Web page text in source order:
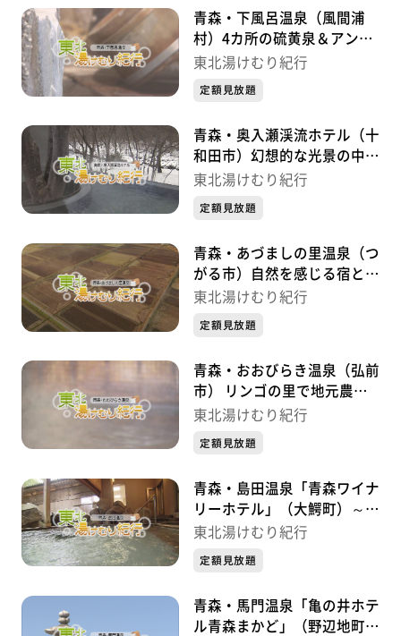
「日本一黒く優しいお湯」と「世界に誇るロマン」を堪
能する旅へ、出掛けてみませんか。
青森・下風呂温泉（風間浦
村）4カ所の硫黄泉＆アンコ
ウが旬 ～「東北湯けむり紀
東北湯けむり紀行
定額見放題
青森・奥入瀬渓流ホテル（十
和田市）幻想的な光景の中で
冬限定の露天風呂 ～「東北
東北湯けむり紀行
定額見放題
青森・あづましの里温泉（つ
がる市）自然を感じる宿と地
域に愛される浴場 ～「東北
東北湯けむり紀行
定額見放題
青森・おおびらき温泉（弘前
市） リンゴの里で地元農家
に人気の“熱めの湯”～「東北
東北湯けむり紀行
定額見放題
青森・島田温泉「青森ワイナ
リーホテル」（大鰐町）～
「東北湯けむり紀行」～
東北湯けむり紀行
定額見放題
青森・馬門温泉「亀の井ホテ
ル青森まかど」（野辺地町）